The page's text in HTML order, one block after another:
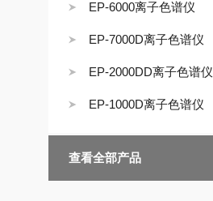
EP-6000离子色谱仪
EP-7000D离子色谱仪
EP-2000DD离子色谱仪
EP-1000D离子色谱仪
查看全部产品